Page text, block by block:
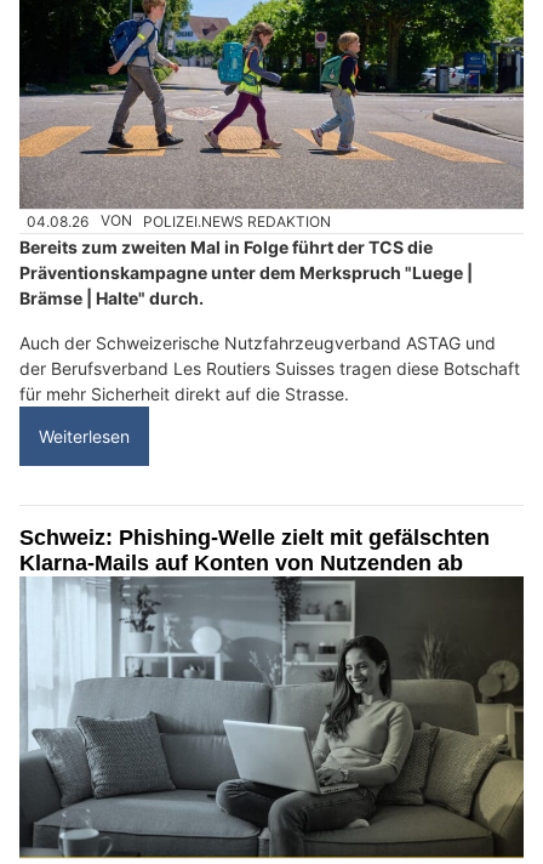
04.08.26 VON POLIZEI.NEWS REDAKTION
Bereits zum zweiten Mal in Folge führt der TCS die
Präventionskampagne unter dem Merkspruch "Luege |
Brämse | Halte" durch.
Auch der Schweizerische Nutzfahrzeugverband ASTAG und
der Berufsverband Les Routiers Suisses tragen diese Botschaft
für mehr Sicherheit direkt auf die Strasse.
Weiterlesen
Schweiz: Phishing-Welle zielt mit gefälschten
Klarna-Mails auf Konten von Nutzenden ab